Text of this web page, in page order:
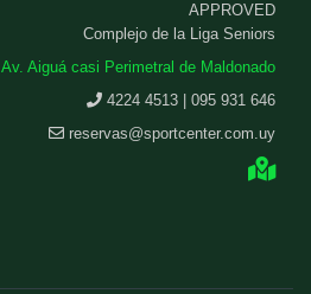
APPROVED
Complejo de la Liga Seniors
Av. Aiguá casi Perimetral de Maldonado
4224 4513 | 095 931 646
reservas@sportcenter.com.uy